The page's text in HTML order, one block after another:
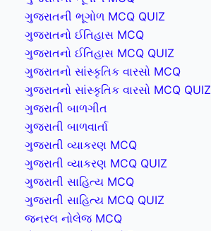
ગુજરાતની ભૂગોળ MCQ QUIZ
ગુજરાતનો ઈતિહાસ MCQ
ગુજરાતનો ઈતિહાસ MCQ QUIZ
ગુજરાતનો સાંસ્કૃતિક વારસો MCQ
ગુજરાતનો સાંસ્કૃતિક વારસો MCQ QUIZ
ગુજરાતી બાળગીત
ગુજરાતી બાળવાર્તા
ગુજરાતી વ્યાકરણ MCQ
ગુજરાતી વ્યાકરણ MCQ QUIZ
ગુજરાતી સાહિત્ય MCQ
ગુજરાતી સાહિત્ય MCQ QUIZ
જનરલ નોલેજ MCQ